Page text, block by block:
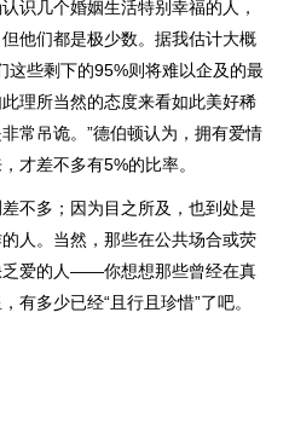
几个婚姻生活特别幸福的人，
他们都是极少数。据我估计大概
这些剩下的95%则将难以企及的最
理所当然的态度来看如此美好稀
常吊诡。”德伯顿认为，拥有爱情
才差不多有5%的比率。
不多；因为目之所及，也到处是
人。当然，那些在公共场合或荧
乏爱的人——你想想那些曾经在真
有多少已经“且行且珍惜”了吧。